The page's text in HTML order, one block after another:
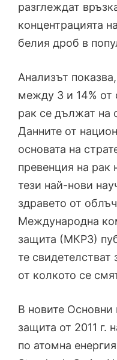
разглеждат
концентрацията
белия дроб в
Анализът
между 3 и 14% от
рак се дължат на
Данните от
основата на
превенция на рак
тези най-нови
здравето от
Международна
защита (МКРЗ)
те
от колкото се
В новите
защита от 2011 г.
по атомна